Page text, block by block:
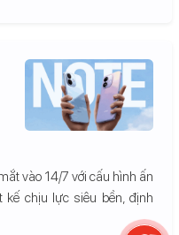
vào 14/7 với cấu hình ấn
chịu lực siêu bền, định